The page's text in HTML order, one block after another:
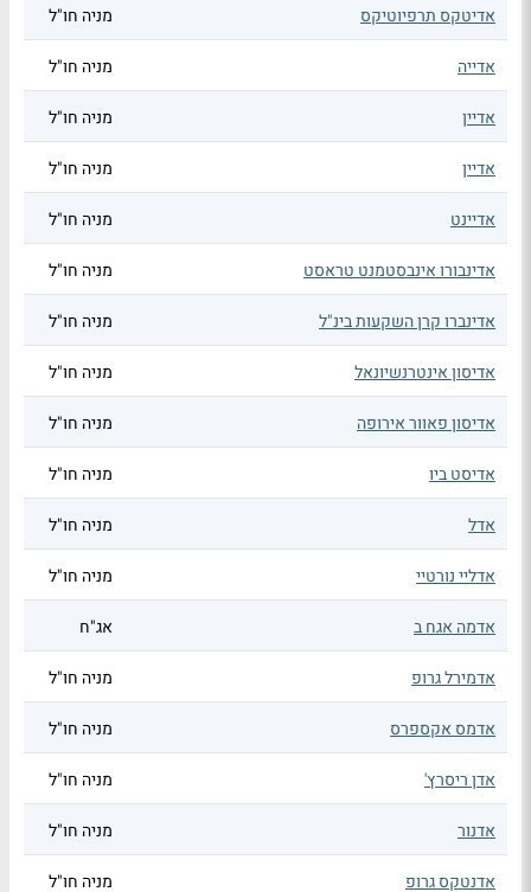
אדיטקס תרפיוטיקס מניה חו"ל
אדייה מניה חו"ל
אדיין מניה חו"ל
אדיין מניה חו"ל
אדיינט מניה חו"ל
אדינבורו אינבסטמנט טראסט מניה חו"ל
אדינברו קרן השקעות בינ"ל מניה חו"ל
אדיסון אינטרנשיונאל מניה חו"ל
אדיסון פאוור אירופה מניה חו"ל
אדיסט ביו מניה חו"ל
אדל מניה חו"ל
אדליי נורטיי מניה חו"ל
אדמה אגח ב אג"ח
אדמירל גרופ מניה חו"ל
אדמס אקספרס מניה חו"ל
אדן ריסרץ' מניה חו"ל
אדנור מניה חו"ל
אדנטקס גרופ מניה חו"ל